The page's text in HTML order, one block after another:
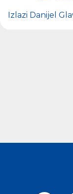
Izlazi Danijel